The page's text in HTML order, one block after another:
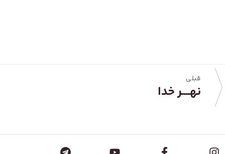
قبلی
نهــــر خدا